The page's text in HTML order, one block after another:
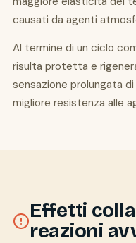
causati da agenti
Al termine di un ciclo
risulta protetta e
sensazione prolungata
migliore resistenza alle
Effetti
reazioni